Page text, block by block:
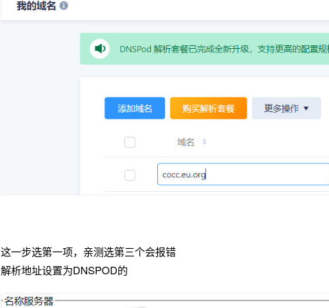
这一步选第一项，亲测选第三个会报错
解析地址设置为DNSPOD的